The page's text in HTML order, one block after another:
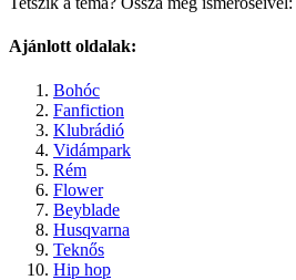
Ajánlott oldalak:
Bohóc
Fanfiction
Klubrádió
Vidámpark
Rém
Flower
Beyblade
Husqvarna
Teknős
Hip hop